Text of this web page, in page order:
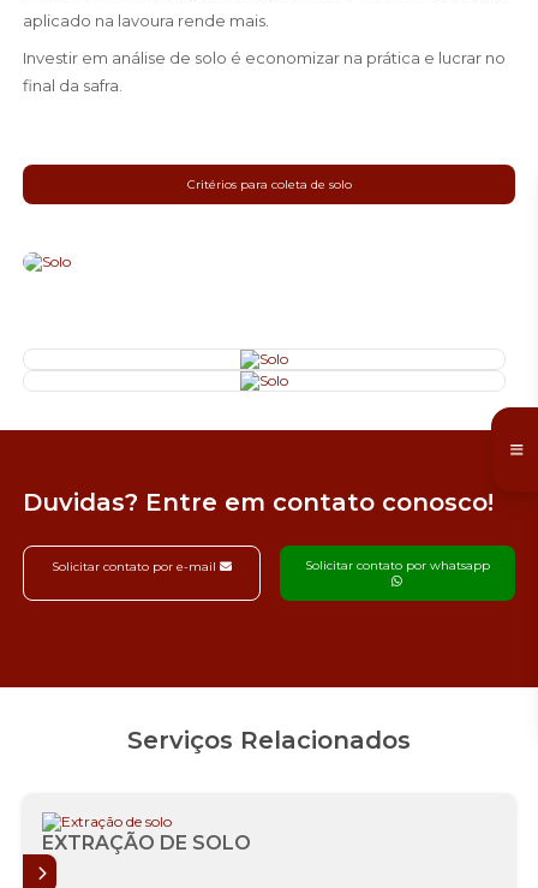
aplicado na lavoura rende mais.
Investir em análise de solo é economizar na prática e lucrar no
final da safra.
Critérios para coleta de solo
Duvidas? Entre em contato conosco!
Solicitar contato por e-mail Solicitar contato por whatsapp
Serviços Relacionados
EXTRAÇÃO DE SOLO